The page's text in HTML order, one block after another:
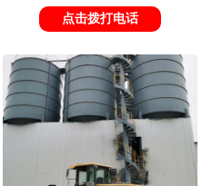
点击拨打电话